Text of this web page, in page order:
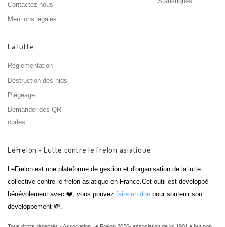
Contactez-nous
Mentions légales
La lutte
Réglementation
Destruction des nids
Piégeage
Demander des QR
codes
LeFrelon - Lutte contre le frelon asiatique
LeFrelon est une plateforme de gestion et d'organisation de la lutte
collective contre le frelon asiatique en France.Cet outil est développé
bénévolement avec ❤️, vous pouvez faire un don pour soutenir son
développement 💸.